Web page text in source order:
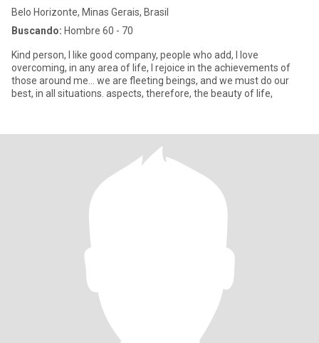
Belo Horizonte, Minas Gerais, Brasil
Buscando: Hombre 60 - 70
Kind person, I like good company, people who add, I love
overcoming, in any area of life, I rejoice in the achievements of
those around me... we are fleeting beings, and we must do our
best, in all situations. aspects, therefore, the beauty of life,